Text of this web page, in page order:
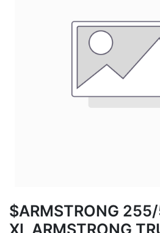
$ARMSTRONG
XL ARMSTRONG